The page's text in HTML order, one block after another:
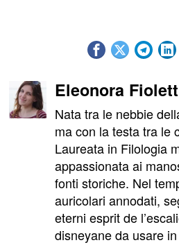
Eleonora
Nata tra le nebbie
ma con la testa tra le
Laureata in Filologia
appassionata ai
fonti storiche. Nel
auricolari annodati,
eterni esprit de
disneyane da usare